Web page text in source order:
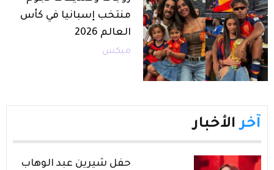
منتخب إسبانيا في كأس
العالم 2026
ميكس
آخر الأخبار
حفل شيرين عبد الوهاب